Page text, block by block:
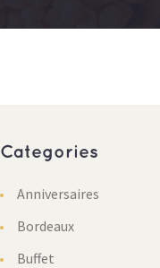
Categories
Anniversaires
Bordeaux
Buffet